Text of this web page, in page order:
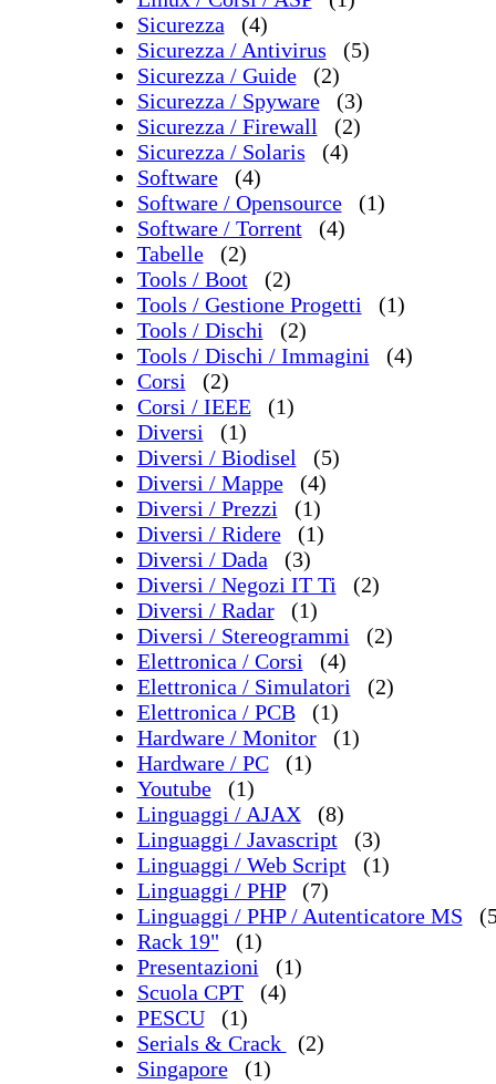
Sicurezza
(4)
Sicurezza / Antivirus
(5)
Sicurezza / Guide
(2)
Sicurezza / Spyware
(3)
Sicurezza / Firewall
(2)
Sicurezza / Solaris
(4)
Software
(4)
Software / Opensource
(1)
Software / Torrent
(4)
Tabelle
(2)
Tools / Boot
(2)
Tools / Gestione Progetti
(1)
Tools / Dischi
(2)
Tools / Dischi / Immagini
(4)
Corsi
(2)
Corsi / IEEE
(1)
Diversi
(1)
Diversi / Biodisel
(5)
Diversi / Mappe
(4)
Diversi / Prezzi
(1)
Diversi / Ridere
(1)
Diversi / Dada
(3)
Diversi / Negozi IT Ti
(2)
Diversi / Radar
(1)
Diversi / Stereogrammi
(2)
Elettronica / Corsi
(4)
Elettronica / Simulatori
(2)
Elettronica / PCB
(1)
Hardware / Monitor
(1)
Hardware / PC
(1)
Youtube
(1)
Linguaggi / AJAX
(8)
Linguaggi / Javascript
(3)
Linguaggi / Web Script
(1)
Linguaggi / PHP
(7)
Linguaggi / PHP / Autenticatore MS
Rack 19"
(1)
Presentazioni
(1)
Scuola CPT
(4)
PESCU
(1)
Serials & Crack
(2)
Singapore
(1)